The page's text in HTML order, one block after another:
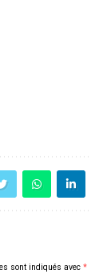
sont indiqués avec *